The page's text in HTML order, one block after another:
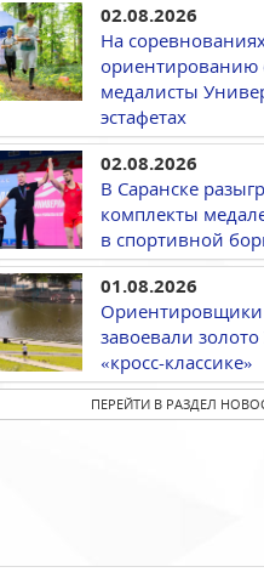
02.08.2026
На
ориентированию
медалисты
эстафетах
02.08.2026
В Саранске
комплекты
в спортивной
01.08.2026
завоевали
«кросс-классике»
ПЕРЕЙТИ В РАЗДЕЛ